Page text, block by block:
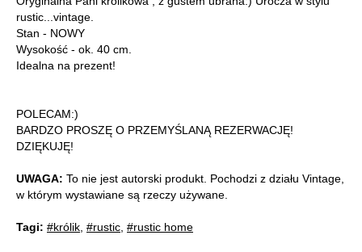
rustic...vintage.
Stan - NOWY
Wysokość - ok. 40 cm.
Idealna na prezent!
POLECAM:)
BARDZO PROSZĘ O PRZEMYŚLANĄ REZERWACJĘ!
DZIĘKUJĘ!
UWAGA: To nie jest autorski produkt. Pochodzi z działu Vintage,
w którym wystawiane są rzeczy używane.
Tagi: #królik #rustic #rustic home